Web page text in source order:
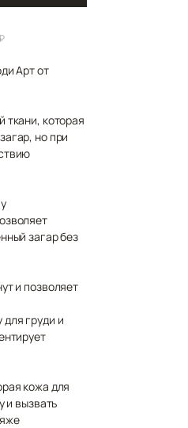
Арт от
ткани, которая
но при
загар без
и позволяет
груди и
кожа для
и вызвать